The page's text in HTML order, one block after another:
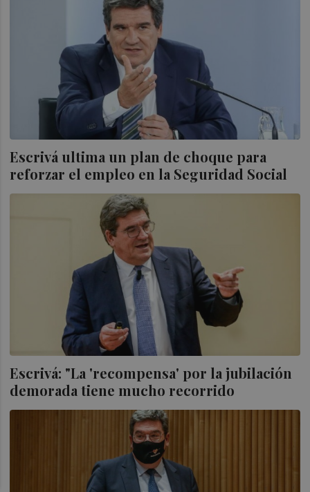
Escrivá ultima un plan de choque para
reforzar el empleo en la Seguridad Social
Escrivá: "La 'recompensa' por la jubilación
demorada tiene mucho recorrido